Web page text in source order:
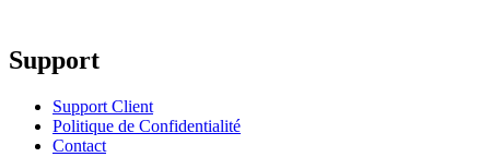
Support
Support Client
Politique de Confidentialité
Contact